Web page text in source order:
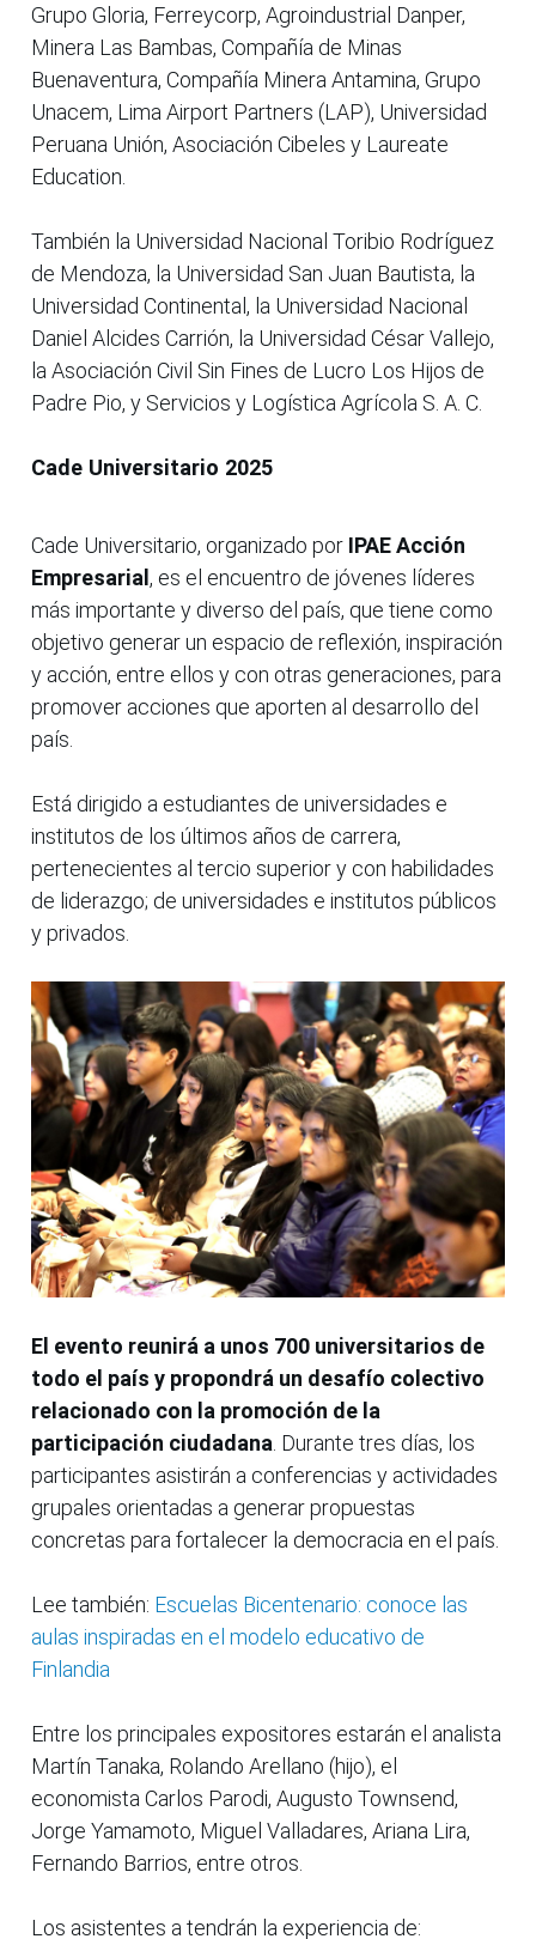
Grupo Gloria, Ferreycorp, Agroindustrial Danper,
Minera Las Bambas, Compañía de Minas
Buenaventura, Compañía Minera Antamina, Grupo
Unacem, Lima Airport Partners (LAP), Universidad
Peruana Unión, Asociación Cibeles y Laureate
Education.
También la Universidad Nacional Toribio Rodríguez
de Mendoza, la Universidad San Juan Bautista, la
Universidad Continental, la Universidad Nacional
Daniel Alcides Carrión, la Universidad César Vallejo,
la Asociación Civil Sin Fines de Lucro Los Hijos de
Padre Pio, y Servicios y Logística Agrícola S. A. C.
Cade Universitario 2025
Cade Universitario, organizado por IPAE Acción
Empresarial , es el encuentro de jóvenes líderes
más importante y diverso del país, que tiene como
objetivo generar un espacio de reflexión, inspiración
y acción, entre ellos y con otras generaciones, para
promover acciones que aporten al desarrollo del
país.
Está dirigido a estudiantes de universidades e
institutos de los últimos años de carrera,
pertenecientes al tercio superior y con habilidades
de liderazgo; de universidades e institutos públicos
y privados.
El evento reunirá a unos 700 universitarios de
todo el país y propondrá un desafío colectivo
relacionado con la promoción de la
participación ciudadana . Durante tres días, los
participantes asistirán a conferencias y actividades
grupales orientadas a generar propuestas
concretas para fortalecer la democracia en el país.
Lee también: Escuelas Bicentenario: conoce las
aulas inspiradas en el modelo educativo de
Finlandia
Entre los principales expositores estarán el analista
Martín Tanaka, Rolando Arellano (hijo), el
economista Carlos Parodi, Augusto Townsend,
Jorge Yamamoto, Miguel Valladares, Ariana Lira,
Fernando Barrios, entre otros.
Los asistentes a tendrán la experiencia de: